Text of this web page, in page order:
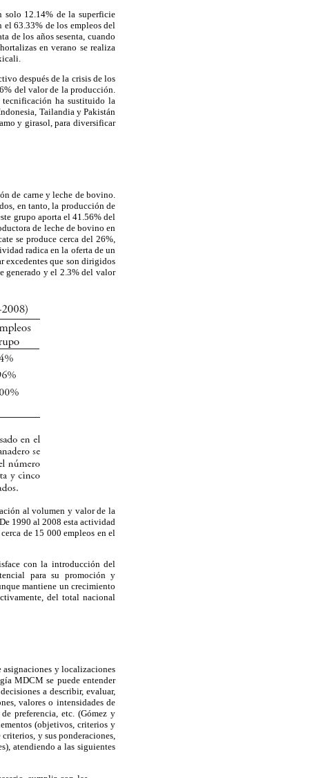
solo 12.14% de la superficie
el 63.33% de los empleos del
de los años sesenta, cuando
en verano se realiza
después de la crisis de los
del valor de la producción.
tecnificación ha sustituido la
Tailandia y Pakistán
y girasol, para diversificar
de carne y leche de bovino.
en tanto, la producción de
grupo aporta el 41.56% del
de leche de bovino en
se produce cerca del 26%,
radica en la oferta de un
excedentes que son dirigidos
generado y el 2.3% del valor
al volumen y valor de la
1990 al 2008 esta actividad
de 15 000 empleos en el
con la introducción del
para su promoción y
mantiene un crecimiento
del total nacional
y localizaciones
MDCM se puede entender
a describir, evaluar,
valores o intensidades de
preferencia, etc. (Gómez y
(objetivos, criterios y
y sus ponderaciones,
atendiendo a las siguientes